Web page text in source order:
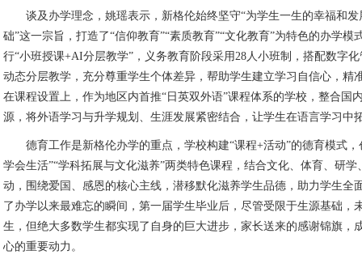
谈及办学理念，姚瑶表示，新格伦始终坚守“为学生一生的幸福和
础”这一宗旨，打造了“信仰教育”“素质教育”“文化教育”为特色的办学模
行“小班授课+AI分层教学”，义务教育阶段采用28人小班制，搭配数字
动态分层教学，充分尊重学生个体差异，帮助学生建立学习自信心，精
在课程设置上，作为地区内首推“日英双外语”课程体系的学校，整合国
源，将外语学习与升学规划、生涯发展紧密结合，让学生在语言学习中
德育工作是新格伦办学的重点，学校构建“课程+活动”的德育模式
学会生活”“学科拓展与文化滋养”两类特色课程，结合文化、体育、研学
动，围绕爱国、感恩的核心主线，潜移默化滋养学生品德，助力学生全
了办学以来最难忘的瞬间，第一届学生毕业后，尽管受限于生源基础，
生，但绝大多数学生都实现了自身的巨大进步，家长送来的感谢锦旗，
心的重要动力。